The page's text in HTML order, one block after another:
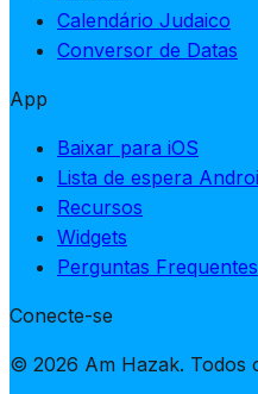
Calendário Judaico
Conversor de Datas
App
Baixar para iOS
Lista de espera
Recursos
Widgets
Perguntas Frequentes
Conecte-se
© 2026 Am Hazak. Todos